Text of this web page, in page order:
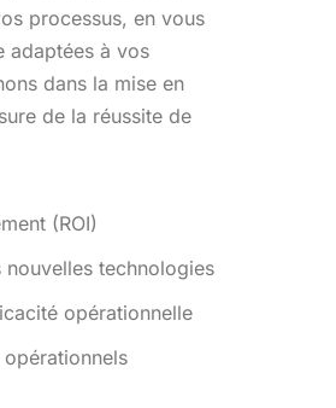
processus, en vous
adaptées à vos
dans la mise en
de la réussite de
(ROI)
technologies
opérationnelle